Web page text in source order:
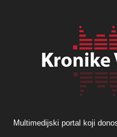
Multimedijski portal koji